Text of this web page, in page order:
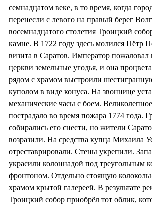
семнадцатом веке, в то время, когда
перенесли с левого на правый берег
восемнадцатого столетия Троицкий
камне. В 1722 году здесь молился Пётр
визита в Саратов. Император пожаловал
церкви земельные угодья, и она
рядом с храмом выстроили
куполом в виде конуса. На звоннице
механические часы с боем.
пострадало во время пожара 1774 года.
собирались его снести, но жители
возразили. На средства купца Михаила
отреставрировали. Стены укрепили.
украсили колоннадой под треугольным
фронтоном. Отдельно стоящую
храмом крытой галереей. В результате
Троицкий собор приобрёл тот облик,